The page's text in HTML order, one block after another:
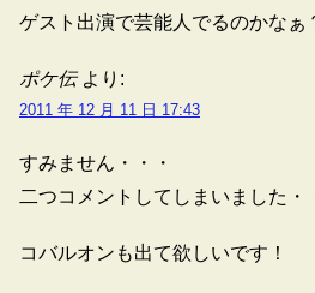
ゲスト出演で芸能人でるのかなぁ
ポケ伝 より:
2011 年 12 月 11 日 17:43
すみません・・・
二つコメントしてしまいました・
コバルオンも出て欲しいです！